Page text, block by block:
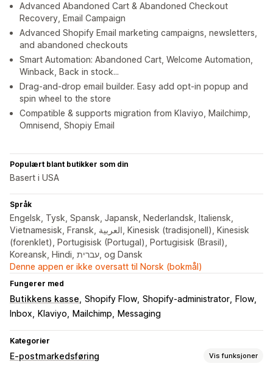
Advanced Abandoned Cart & Abandoned Checkout
Recovery, Email Campaign
Advanced Shopify Email marketing campaigns, newsletters,
and abandoned checkouts
Smart Automation: Abandoned Cart, Welcome Automation,
Winback, Back in stock...
Drag-and-drop email builder. Easy add opt-in popup and
spin wheel to the store
Compatible & supports migration from Klaviyo, Mailchimp,
Omnisend, Shopiy Email
Populært blant butikker som din
Basert i USA
Språk
Engelsk, Tysk, Spansk, Japansk, Nederlandsk, Italiensk,
Vietnamesisk, Fransk, العربية, Kinesisk (tradisjonell), Kinesisk
(forenklet), Portugisisk (Portugal), Portugisisk (Brasil),
Koreansk, Hindi, עברית, og Dansk
Denne appen er ikke oversatt til Norsk (bokmål)
Fungerer med
Butikkens kasse Shopify Flow Shopify-administrator
Flow
Inbox
Klaviyo Mailchimp Messaging
Kategorier
E-postmarkedsføring Vis funksjoner